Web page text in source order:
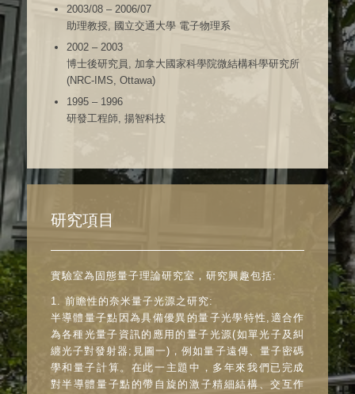
2003/08 – 2006/07
助理教授, 國立交通大學 電子物理系
2002 – 2003
博士後研究員, 加拿大國家科學院微結構科學研究所
(NRC-IMS, Ottawa)
1995 – 1996
研發工程師, 揚智科技
研究項目
實驗室為固態量子理論研究室，研究興趣包括:
1. 前瞻性的奈米量子光源之研究:
半導體量子點因為具備優異的量子光學特性,適合作
為各種光量子資訊的應用的量子光源(如單光子及糾
纏光子對發射器;見圖一)，例如量子遠傳、量子密碼
學和量子計算。在此一主題中，多年來我們已完成
對半導體量子點的帶自旋的激子精細結構、交互作